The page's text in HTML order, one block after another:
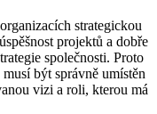
strategickou
projektů a dobře
společnosti. Proto
být správně umístěn
vizi a roli, kterou má